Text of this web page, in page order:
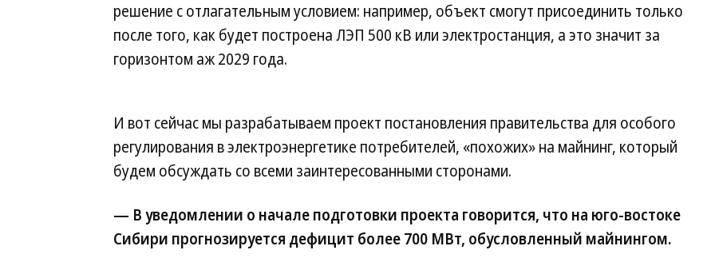
решение с отлагательным условием: например, объект смогут присоединить только
после того, как будет построена ЛЭП 500 кВ или электростанция, а это значит за
горизонтом аж 2029 года.
И вот сейчас мы разрабатываем проект постановления правительства для особого
регулирования в электроэнергетике потребителей, «похожих» на майнинг, который
будем обсуждать со всеми заинтересованными сторонами.
— В уведомлении о начале подготовки проекта говорится, что на юго-востоке
Сибири прогнозируется дефицит более 700 МВт, обусловленный майнингом.